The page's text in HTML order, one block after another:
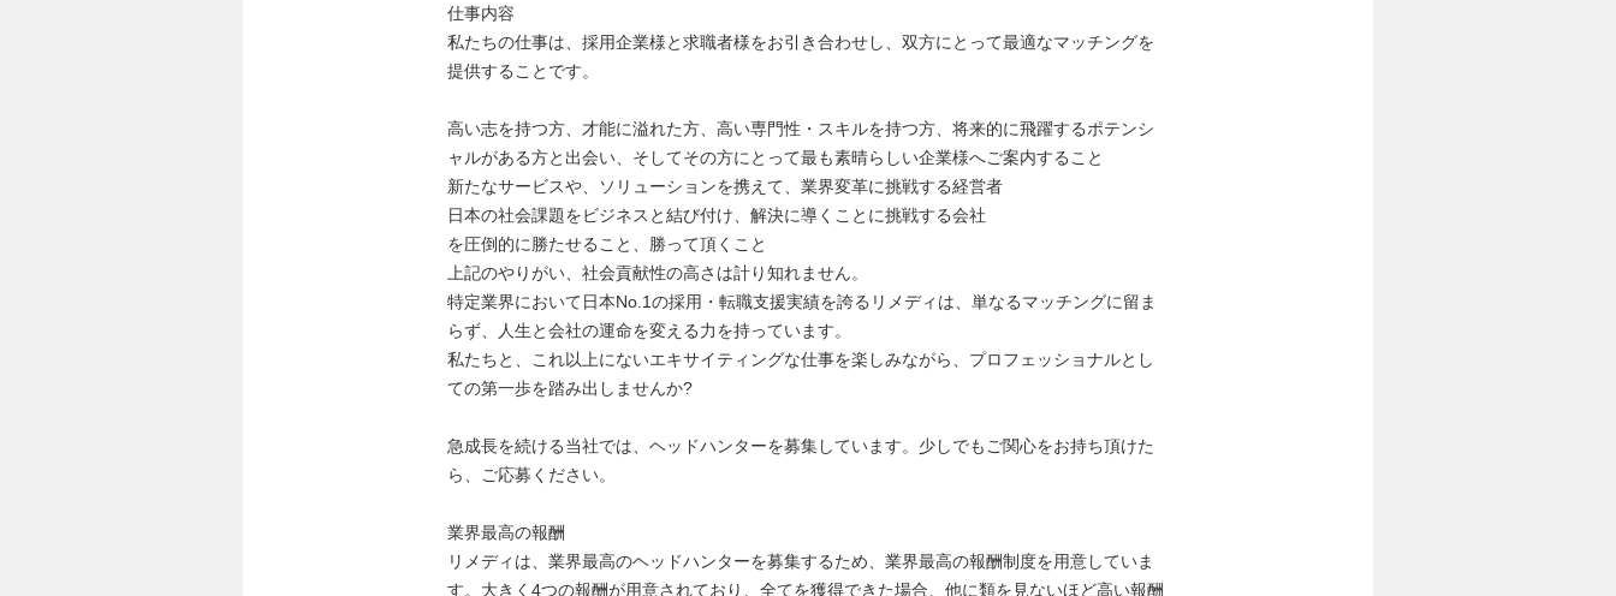
仕事内容
私たちの仕事は、採用企業様と求職者様をお引き合わせし、双方にとって最適なマッチングを
提供することです。
高い志を持つ方、才能に溢れた方、高い専門性・スキルを持つ方、将来的に飛躍するポテンシ
ャルがある方と出会い、そしてその方にとって最も素晴らしい企業様へご案内すること
新たなサービスや、ソリューションを携えて、業界変革に挑戦する経営者
日本の社会課題をビジネスと結び付け、解決に導くことに挑戦する会社
を圧倒的に勝たせること、勝って頂くこと
上記のやりがい、社会貢献性の高さは計り知れません。
特定業界において日本No.1の採用・転職支援実績を誇るリメディは、単なるマッチングに留ま
らず、人生と会社の運命を変える力を持っています。
私たちと、これ以上にないエキサイティングな仕事を楽しみながら、プロフェッショナルとし
ての第一歩を踏み出しませんか?
急成長を続ける当社では、ヘッドハンターを募集しています。少しでもご関心をお持ち頂けた
ら、ご応募ください。
業界最高の報酬
リメディは、業界最高のヘッドハンターを募集するため、業界最高の報酬制度を用意していま
す。大きく4つの報酬が用意されており、全てを獲得できた場合、他に類を見ないほど高い報酬